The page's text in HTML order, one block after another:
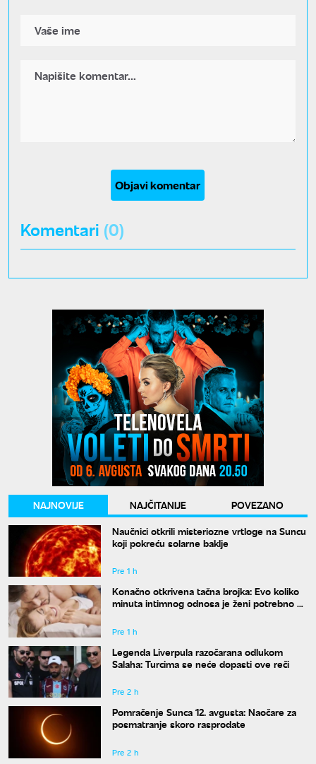
Objavi komentar
Komentari (0)
NAJNOVIJE NAJČITANIJE
POVEZANO
Naučnici otkrili misteriozne vrtloge na Suncu
koji pokreću solarne baklje
Pre 1 h
Konačno otkrivena tačna brojka: Evo koliko
minuta intimnog odnosa je ženi potrebno da
Pre 1 h
Legenda Liverpula razočarana odlukom
Salaha: Turcima se neće dopasti ove reči
Pre 2 h
Pomračenje Sunca 12. avgusta: Naočare za
posmatranje skoro rasprodate
Pre 2 h